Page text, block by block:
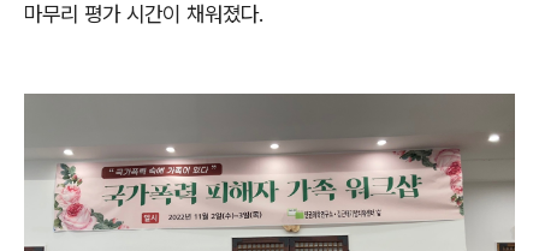
마무리 평가 시간이 채워졌다.